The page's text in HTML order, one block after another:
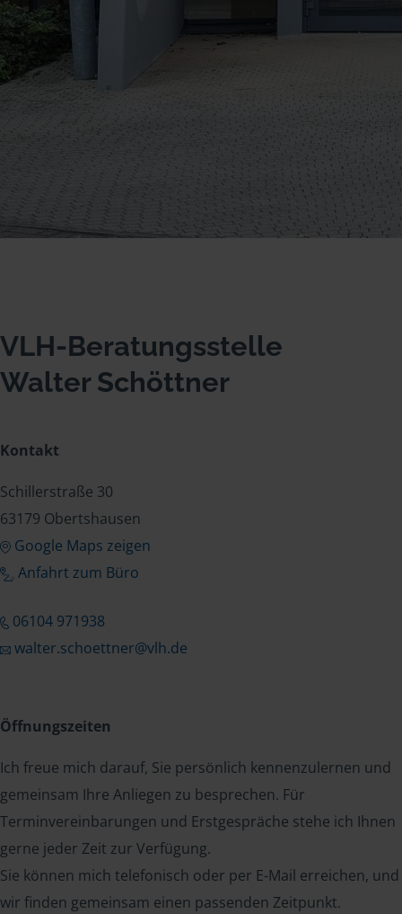
VLH-Beratungsstelle
Walter Schöttner
Kontakt
Schillerstraße 30
63179 Obertshausen
Google Maps zeigen
Anfahrt zum Büro
06104 971938
walter.schoettner@vlh.de
Öffnungszeiten
Ich freue mich darauf, Sie persönlich kennenzulernen und
gemeinsam Ihre Anliegen zu besprechen. Für
Terminvereinbarungen und Erstgespräche stehe ich Ihnen
gerne jeder Zeit zur Verfügung.
Sie können mich telefonisch oder per E-Mail erreichen, und
wir finden gemeinsam einen passenden Zeitpunkt.